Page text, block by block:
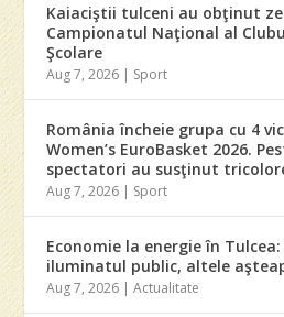
Kaiaciştii tulceni au obţinut
Campionatul Naţional al
Şcolare
Aug 7, 2026 | Sport
România încheie grupa cu 4
Women’s EuroBasket 2026.
spectatori au susţinut
Aug 7, 2026 | Sport
Economie la energie în
iluminatul public, altele
Aug 7, 2026 |Actualitate